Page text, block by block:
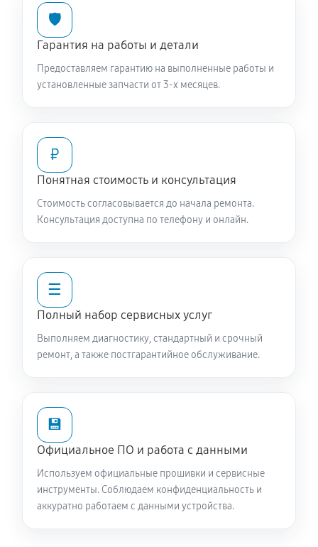
Чистка заливного фильтра-сеточки
770 руб 60 минут
Ремонт или замена петли двери
Замена мотора вентилятора сушки
Замена верхнего противовеса
1440 руб 60 минут
Замена бака стиральной машины SCHULTHESS
Spirit 540
3110 руб 60 минут
SCHULTHESS Spirit 540
Ремонт аквастопа стиральной машины SCHULTHESS
1620 руб 60 минут
🛡️
Гарантия на работы и детали
Предоставляем гарантию на выполненные работы и
установленные запчасти от 3-х месяцев.
₽
Понятная стоимость и консультация
Стоимость согласовывается до начала ремонта.
Консультация доступна по телефону и онлайн.
☰
Полный набор сервисных услуг
Выполняем диагностику, стандартный и срочный
ремонт, а также постгарантийное обслуживание.
💾
Официальное ПО и работа с данными
Используем официальные прошивки и сервисные
инструменты. Соблюдаем конфиденциальность и
аккуратно работаем с данными устройства.